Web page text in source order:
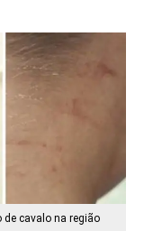
de cavalo na região